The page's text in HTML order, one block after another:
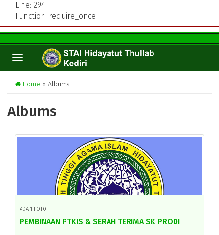
Line: 294
Function: require_once
TOGGLE
NAVIGATION
Home » Albums
Albums
ADA 1 FOTO
PEMBINAAN PTKIS & SERAH TERIMA SK PRODI